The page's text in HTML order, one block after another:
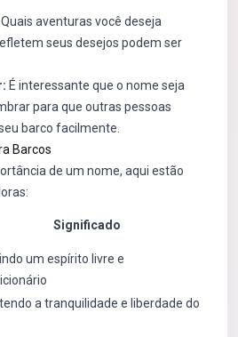
Quais aventuras você deseja
seus desejos podem ser
É interessante que o nome seja
para que outras pessoas
barco facilmente.
Barcos
de um nome, aqui estão
Significado
um espírito livre e
a tranquilidade e liberdade do